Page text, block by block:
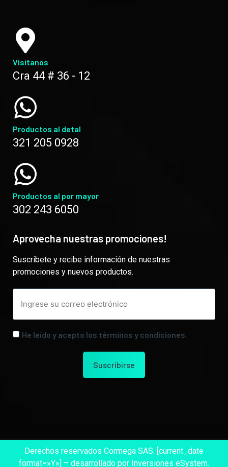
Visítanos
Cra 44 # 36 - 12
Productos al detal
321 205 0928
Productos al por mayor
302 243 6050
Aprovecha nuestras promociones!
Suscribete y recibe información de nuestras
promociones y nuevos productos.
He leído y acepto los términos y condiciones.
Derechos reservados Cormega SAS. [current_date
format=»Y»] – desarrollado por Inversiones eSystem.